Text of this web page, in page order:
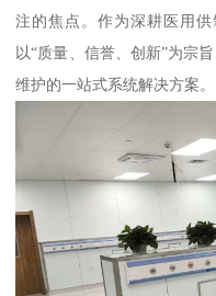
注的焦点。作为深耕医用
以“质量、信誉、创新”为宗
维护的一站式系统解决方案。